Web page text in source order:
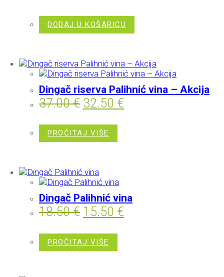
DODAJ U KOŠARICU
Dingač riserva Palihnić vina – Akcija
37.00€ 32.50 €
PROČITAJ VIŠE
Dingač Palihnić vina
18.50€ 15.50 €
PROČITAJ VIŠE